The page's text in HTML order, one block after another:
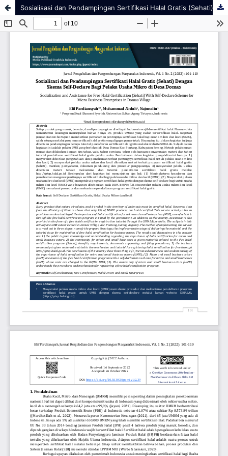
Sosialisasi dan Pendampingan Sertifikasi Halal Gratis (Sehati) Dengan Skema Self-Declare Bagi Pelaku Usaha Mikro di Desa Domas